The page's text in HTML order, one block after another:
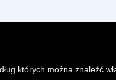
których można znaleźć